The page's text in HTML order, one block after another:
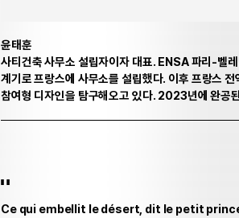
윤태훈
사티건축 사무소 설립자이자 대표. ENSA 파리-
계기로 프랑스에 사무소를 설립했다. 이후 프랑스
참여형 디자인을 탐구해오고 있다. 2023년에 완공
Ce qui embellit le désert, dit le petit